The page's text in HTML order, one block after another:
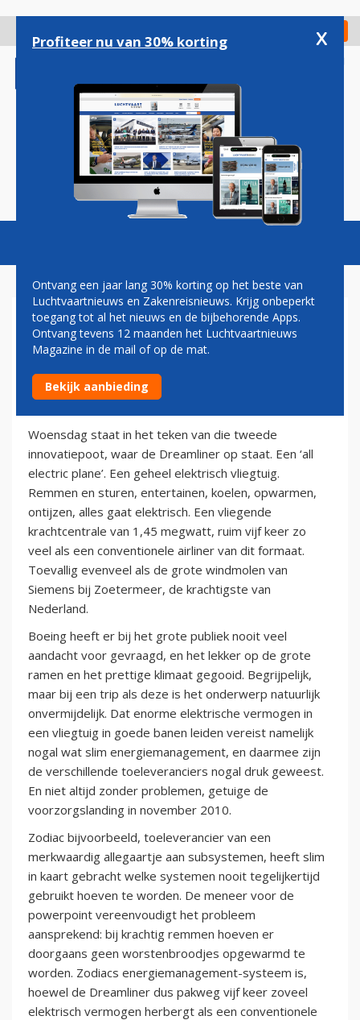
gaan
Check in
Magazine Podcasts Vacatures
GOOF BAKKER: ELECTRIC
DREAM
13 oktober 2011
Woensdag staat in het teken van die tweede
innovatiepoot, waar de Dreamliner op staat. Een ‘all
electric plane’. Een geheel elektrisch vliegtuig.
Remmen en sturen, entertainen, koelen, opwarmen,
ontijzen, alles gaat elektrisch. Een vliegende
krachtcentrale van 1,45 megwatt, ruim vijf keer zo
veel als een conventionele airliner van dit formaat.
Toevallig evenveel als de grote windmolen van
Siemens bij Zoetermeer, de krachtigste van
Nederland.
Boeing heeft er bij het grote publiek nooit veel
aandacht voor gevraagd, en het lekker op de grote
ramen en het prettige klimaat gegooid. Begrijpelijk,
maar bij een trip als deze is het onderwerp natuurlijk
onvermijdelijk. Dat enorme elektrische vermogen in
een vliegtuig in goede banen leiden vereist namelijk
nogal wat slim energiemanagement, en daarmee zijn
de verschillende toeleveranciers nogal druk geweest.
En niet altijd zonder problemen, getuige de
voorzorgslanding in november 2010.
Zodiac bijvoorbeeld, toeleverancier van een
merkwaardig allegaartje aan subsystemen, heeft slim
in kaart gebracht welke systemen nooit tegelijkertijd
gebruikt hoeven te worden. De meneer voor de
powerpoint vereenvoudigt het probleem
aansprekend: bij krachtig remmen hoeven er
doorgaans geen worstenbroodjes opgewarmd te
worden. Zodiacs energiemanagement-systeem is,
hoewel de Dreamliner dus pakweg vijf keer zoveel
elektrisch vermogen herbergt als een conventionele
Profiteer nu van 30% korting x
Ontvang een jaar lang 30% korting op het beste van
Luchtvaartnieuws en Zakenreisnieuws. Krijg onbeperkt
toegang tot al het nieuws en de bijbehorende Apps.
Ontvang tevens 12 maanden het Luchtvaartnieuws
Magazine in de mail of op de mat.
Bekijk aanbieding